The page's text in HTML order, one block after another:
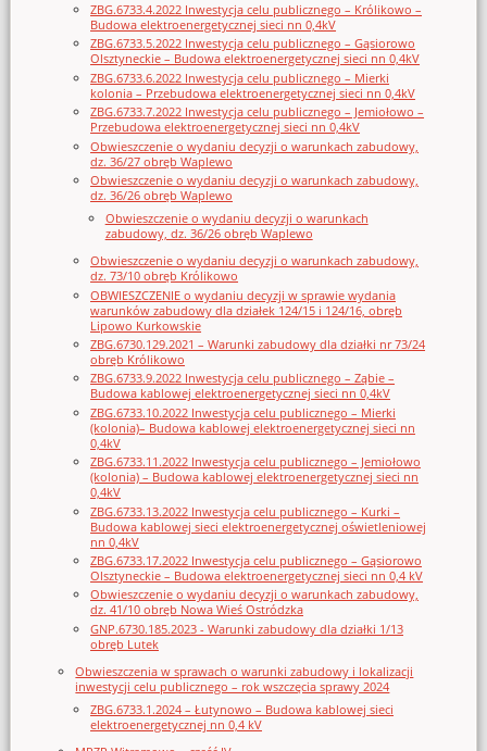
ZBG.6733.4.2022 Inwestycja celu publicznego – Królikowo –
Budowa elektroenergetycznej sieci nn 0,4kV
ZBG.6733.5.2022 Inwestycja celu publicznego – Gąsiorowo
Olsztyneckie – Budowa elektroenergetycznej sieci nn 0,4kV
ZBG.6733.6.2022 Inwestycja celu publicznego – Mierki
kolonia – Przebudowa elektroenergetycznej sieci nn 0,4kV
ZBG.6733.7.2022 Inwestycja celu publicznego – Jemiołowo –
Przebudowa elektroenergetycznej sieci nn 0,4kV
Obwieszczenie o wydaniu decyzji o warunkach zabudowy,
dz. 36/27 obręb Waplewo
Obwieszczenie o wydaniu decyzji o warunkach zabudowy,
dz. 36/26 obręb Waplewo
Obwieszczenie o wydaniu decyzji o warunkach
zabudowy, dz. 36/26 obręb Waplewo
Obwieszczenie o wydaniu decyzji o warunkach zabudowy,
dz. 73/10 obręb Królikowo
OBWIESZCZENIE o wydaniu decyzji w sprawie wydania
warunków zabudowy dla działek 124/15 i 124/16, obręb
Lipowo Kurkowskie
ZBG.6730.129.2021 – Warunki zabudowy dla działki nr 73/24
obręb Królikowo
ZBG.6733.9.2022 Inwestycja celu publicznego – Ząbie –
Budowa kablowej elektroenergetycznej sieci nn 0,4kV
ZBG.6733.10.2022 Inwestycja celu publicznego – Mierki
(kolonia)– Budowa kablowej elektroenergetycznej sieci nn
0,4kV
ZBG.6733.11.2022 Inwestycja celu publicznego – Jemiołowo
(kolonia) – Budowa kablowej elektroenergetycznej sieci nn
0,4kV
ZBG.6733.13.2022 Inwestycja celu publicznego – Kurki –
Budowa kablowej sieci elektroenergetycznej oświetleniowej
nn 0,4kV
ZBG.6733.17.2022 Inwestycja celu publicznego – Gąsiorowo
Olsztyneckie – Budowa elektroenergetycznej sieci nn 0,4 kV
Obwieszczenie o wydaniu decyzji o warunkach zabudowy,
dz. 41/10 obręb Nowa Wieś Ostródzka
GNP.6730.185.2023 - Warunki zabudowy dla działki 1/13
obręb Lutek
Obwieszczenia w sprawach o warunki zabudowy i lokalizacji
inwestycji celu publicznego – rok wszczęcia sprawy 2024
ZBG.6733.1.2024 – Łutynowo – Budowa kablowej sieci
elektroenergetycznej nn 0,4 kV